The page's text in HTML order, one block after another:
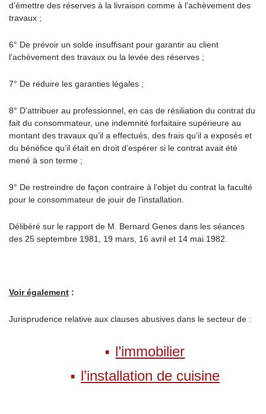
d’émettre des réserves à la livraison comme à l’achèvement des
travaux ;
6° De prévoir un solde insuffisant pour garantir au client
l’achèvement des travaux ou la levée des réserves ;
7° De réduire les garanties légales ;
8° D’attribuer au professionnel, en cas de résiliation du contrat du
fait du consommateur, une indemnité forfaitaire supérieure au
montant des travaux qu’il a effectués, des frais qu’il a exposés et
du bénéfice qu’il était en droit d’espérer si le contrat avait été
mené à son terme ;
9° De restreindre de façon contraire à l’objet du contrat la faculté
pour le consommateur de jouir de l’installation.
Délibéré sur le rapport de M. Bernard Genes dans les séances
des 25 septembre 1981, 19 mars, 16 avril et 14 mai 1982.
Voir également :
Jurisprudence relative aux clauses abusives dans le secteur de :
l’immobilier
l’installation de cuisine